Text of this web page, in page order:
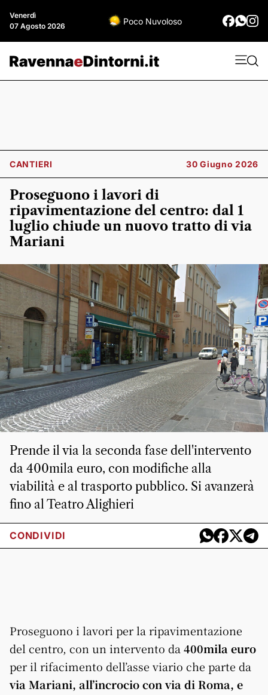
Venerdì
07 Agosto 2026
Poco Nuvoloso
CANTIERI 30 Giugno 2026
Proseguono i lavori di
ripavimentazione del centro: dal 1
luglio chiude un nuovo tratto di via
Mariani
Prende il via la seconda fase dell'intervento
da 400mila euro, con modifiche alla
viabilità e al trasporto pubblico. Si avanzerà
fino al Teatro Alighieri
CONDIVIDI
Proseguono i lavori per la ripavimentazione
del centro, con un intervento da 400mila euro
per il rifacimento dell’asse viario che parte da
via Mariani, all’incrocio con via di Roma, e